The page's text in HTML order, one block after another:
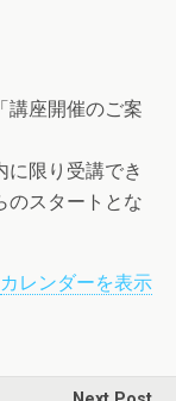
講座開催のご案
限り受講でき
のスタートとな
カレンダーを表示